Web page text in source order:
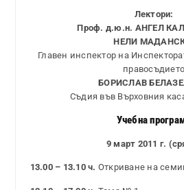
Лектори:
Проф. д.ю.н. АНГЕЛ
НЕЛИ
Главен инспектор на
правосъдието
БОРИСЛАВ
Съдия във Върховния
Учебна
9 март 2011 г.
13.00 – 13.10 ч. Откриване на